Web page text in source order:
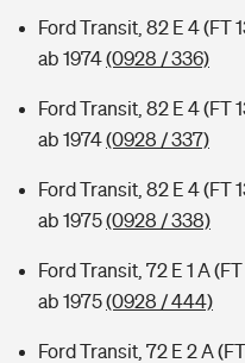
Ford Transit, 82 E 4 (FT
ab 1974(0928 / 336)
Ford Transit, 82 E 4 (FT
ab 1974(0928 / 337)
Ford Transit, 82 E 4 (FT
ab 1975(0928 / 338)
Ford Transit, 72 E 1 A
ab 1975(0928 / 444)
Ford Transit, 72 E 2 A